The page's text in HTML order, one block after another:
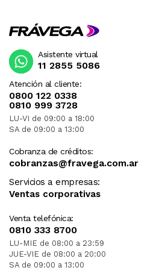
Atención al cliente:
0800 122 0338
0810 999 3728
LU-VI de 09:00 a 18:00
SA de 09:00 a 13:00
Cobranza de créditos:
cobranzas@fravega.com.ar
Servicios a empresas:
Ventas corporativas
Venta telefónica:
0810 333 8700
LU-MIE de 08:00 a 23:59
JUE-VIE de 08:00 a 20:00
SA de 09:00 a 13:00
Asistente virtual
11 2855 5086